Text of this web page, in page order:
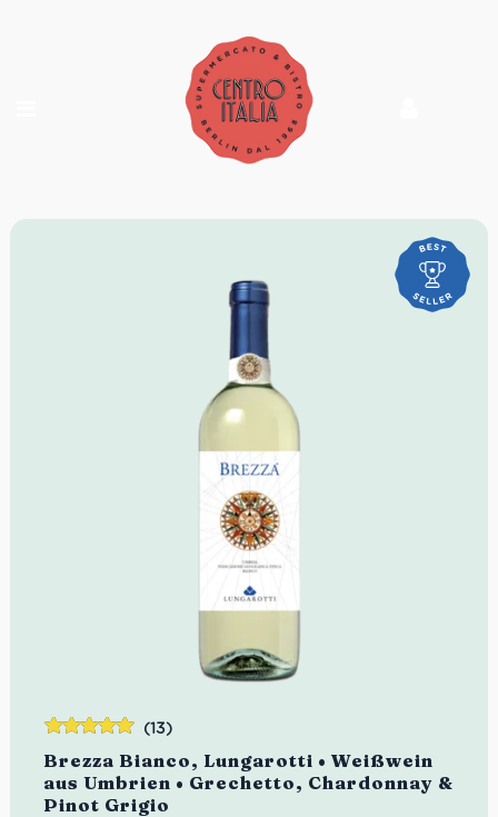
Brezza Bianco, Lungarotti • Weißwein
aus Umbrien • Grechetto, Chardonnay &
Pinot Grigio
(13)
mit5.00von
5